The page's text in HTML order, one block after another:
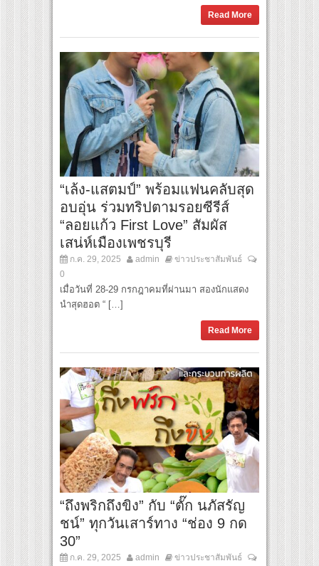
Read More
“เล้ง-แสตมป์” พร้อมแฟนคลับสุด
อบอุ่น ร่วมทริปตามรอยซีรีส์
“ลอยแก้ว First Love” สัมผัส
เสน่ห์เมืองเพชรบุรี
ก.ค. 29, 2025 admin
ข่าวประชาสัมพันธ์
0
เมื่อวันที่ 28-29 กรกฎาคมที่ผ่านมา สองนักแสดง
นำสุดฮอต “ […]
Read More
“ถึงพริกถึงขิง” กับ “ตั๊ก นภัสรัญ
ชน์” ทุกวันเสาร์ทาง “ช่อง 9 กด
30”
ก.ค. 29, 2025 admin
ข่าวประชาสัมพันธ์